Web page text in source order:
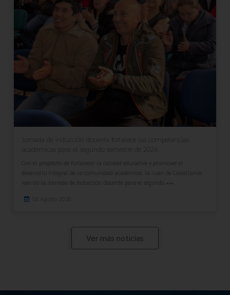
Jornada de inducción docente fortalece las competencias
académicas para el segundo semestre de 2026
Con el propósito de fortalecer la calidad educativa y promover el
desarrollo integral de la comunidad académica, la Juan de Castellanos
realizó la Jornada de Inducción Docente para el segundo
Ver más noticias